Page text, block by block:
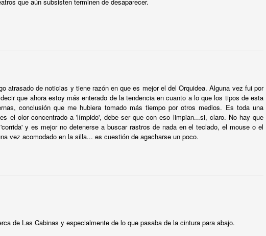
atrasado de noticias y tiene razón en que es mejor el del Orquidea. Alguna vez fui por
que ahora estoy más enterado de la tendencia en cuanto a lo que los tipos de esta
conclusión que me hubiera tomado más tiempo por otros medios. Es toda una
el olor concentrado a 'límpido', debe ser que con eso limpian...si, claro. No hay que
y es mejor no detenerse a buscar rastros de nada en el teclado, el mouse o el
vez acomodado en la silla... es cuestión de agacharse un poco.
de Las Cabinas y especialmente de lo que pasaba de la cintura para abajo.